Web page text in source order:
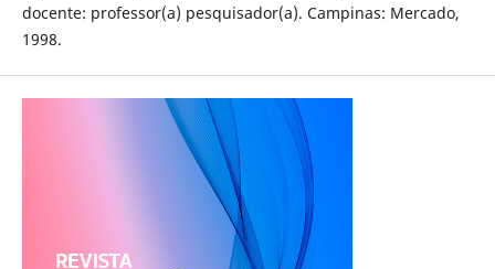
docente: professor(a) pesquisador(a). Campinas: Mercado,
1998.